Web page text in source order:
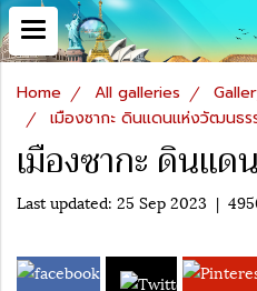
Home All galleries
เมืองซากะ ดินแดนแห่งวัฒนธร
เมืองซากะ ดินแ
Last updated: 25 Sep 2023 |